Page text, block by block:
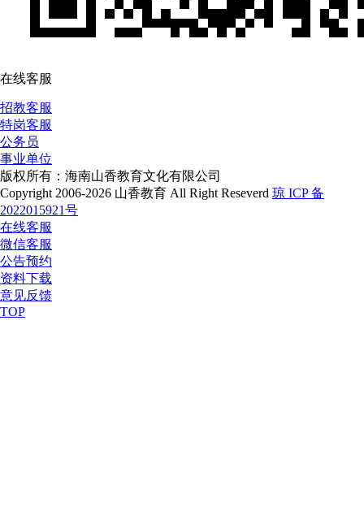
在线客服
招教客服
特岗客服
公务员
事业单位
版权所有：海南山香教育文化有限公司
Copyright 2006-2026 山香教育 All Right Reseverd 琼 ICP 备
2022015921号
在线客服
微信客服
公告预约
资料下载
意见反馈
TOP